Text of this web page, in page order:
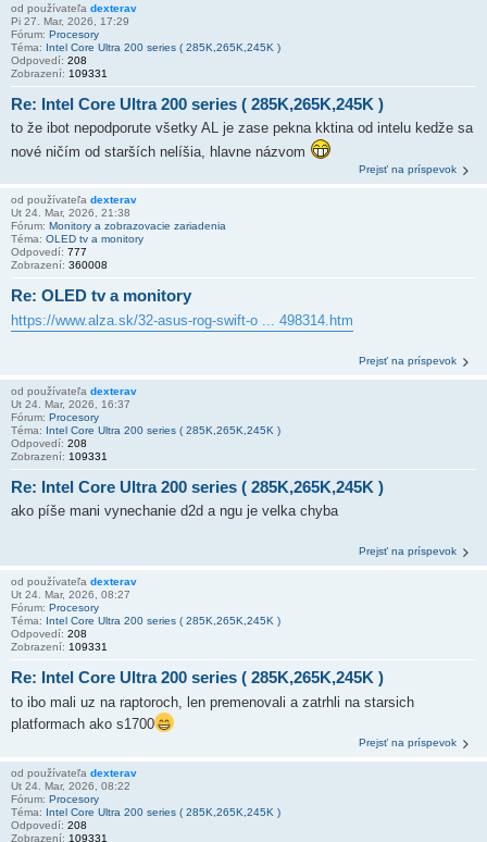
od používateľa dexterav
Pi 27. Mar, 2026, 17:29
Fórum: Procesory
Téma: Intel Core Ultra 200 series ( 285K,265K,245K )
Odpovedí: 208
Zobrazení: 109331
Re: Intel Core Ultra 200 series ( 285K,265K,245K )
to že ibot nepodporute všetky AL je zase pekna kktina od intelu kedže sa
nové ničím od starších nelíšia, hlavne názvom
Prejsť na príspevok
od používateľa dexterav
Ut 24. Mar, 2026, 21:38
Fórum: Monitory a zobrazovacie zariadenia
Téma: OLED tv a monitory
Odpovedí: 777
Zobrazení: 360008
Re: OLED tv a monitory
https://www.alza.sk/32-asus-rog-swift-o ... 498314.htm
Prejsť na príspevok
od používateľa dexterav
Ut 24. Mar, 2026, 16:37
Fórum: Procesory
Téma: Intel Core Ultra 200 series ( 285K,265K,245K )
Odpovedí: 208
Zobrazení: 109331
Re: Intel Core Ultra 200 series ( 285K,265K,245K )
ako píše mani vynechanie d2d a ngu je velka chyba
Prejsť na príspevok
od používateľa dexterav
Ut 24. Mar, 2026, 08:27
Fórum: Procesory
Téma: Intel Core Ultra 200 series ( 285K,265K,245K )
Odpovedí: 208
Zobrazení: 109331
Re: Intel Core Ultra 200 series ( 285K,265K,245K )
to ibo mali uz na raptoroch, len premenovali a zatrhli na starsich
platformach ako s1700
Prejsť na príspevok
od používateľa dexterav
Ut 24. Mar, 2026, 08:22
Fórum: Procesory
Téma: Intel Core Ultra 200 series ( 285K,265K,245K )
Odpovedí: 208
Zobrazení: 109331